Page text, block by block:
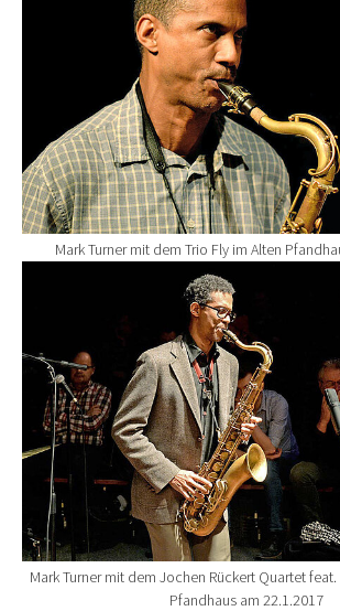
Mark Turner mit dem Trio Fly im Alten
Show larger version for:
Mark Turner mit dem Jochen Rückert Quartet feat.
Pfandhaus am 22.1.2017